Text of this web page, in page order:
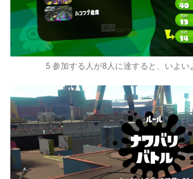
5 参加する人が8人に達すると、いよい